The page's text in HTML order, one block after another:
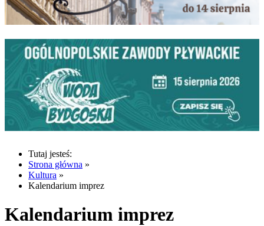
Tutaj jesteś:
Strona główna »
Kultura »
Kalendarium imprez
Kalendarium imprez